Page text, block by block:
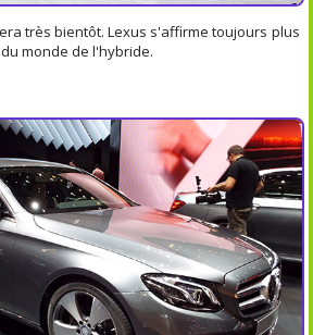
très bientôt. Lexus s'affirme toujours plus
monde de l'hybride.